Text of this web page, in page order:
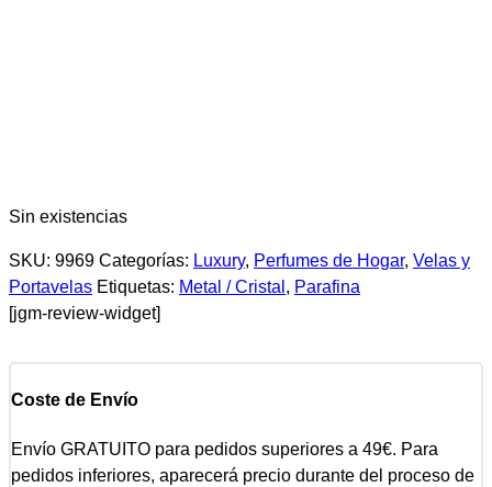
Sin existencias
SKU: 9969 Categorías: Luxury, Perfumes de Hogar, Velas y
Portavelas Etiquetas: Metal / Cristal , Parafina
[jgm-review-widget]
Coste de Envío
Envío GRATUITO para pedidos superiores a 49€. Para
pedidos inferiores, aparecerá precio durante del proceso de